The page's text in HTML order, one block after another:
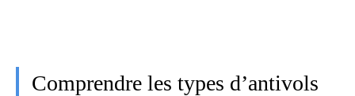
Comprendre les types d’antivols